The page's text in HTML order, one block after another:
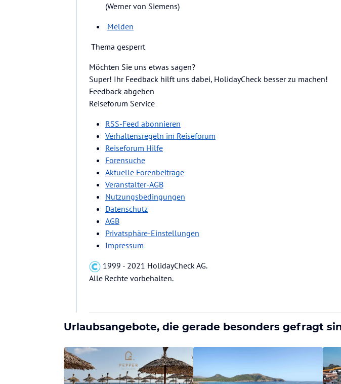
(Werner von Siemens)
Melden
Thema gesperrt
Möchten Sie uns etwas sagen?
Super! Ihr Feedback hilft uns dabei, HolidayCheck besser zu machen!
Feedback abgeben
Reiseforum Service
RSS-Feed abonnieren
Verhaltensregeln im Reiseforum
Reiseforum Hilfe
Forensuche
Aktuelle Forenbeiträge
Veranstalter-AGB
Nutzungsbedingungen
Datenschutz
AGB
Privatsphäre-Einstellungen
Impressum
1999 - 2021 HolidayCheck AG.
Alle Rechte vorbehalten.